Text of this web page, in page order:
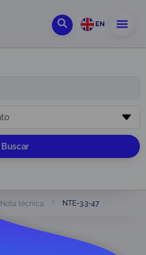
EN
Buscar
Nota técnica NTE-3.3-47